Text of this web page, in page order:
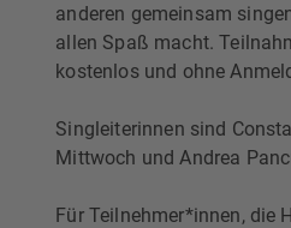
anderen gemeinsam
allen Spaß macht.
kostenlos und ohne
Singleiterinnen sind
Mittwoch und Andrea
Für Teilnehmer*innen, die